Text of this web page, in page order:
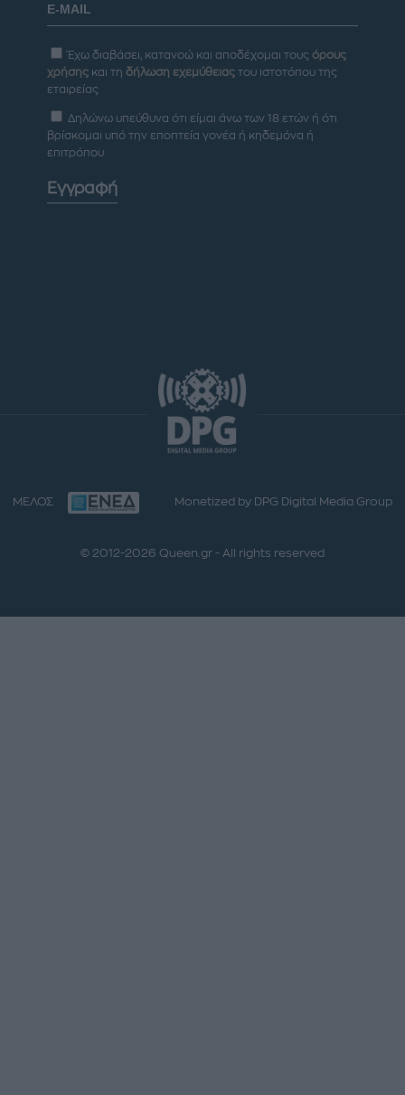
Έχω διαβάσει, κατανοώ και αποδέχομαι τους όρους
χρήσης και τη δήλωση εχεμύθειας του ιστοτόπου της
εταιρείας
Δηλώνω υπεύθυνα ότι είμαι άνω των 18 ετών ή ότι
βρίσκομαι υπό την εποπτεία γονέα ή κηδεμόνα ή
επιτρόπου
Εγγραφή
ΜΕΛΟΣ Monetized by DPG Digital Media Group
© 2012-2026 Queen.gr - All rights reserved